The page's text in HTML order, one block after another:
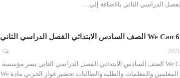
تحضير فواز الحربي مادة We Can 6 الصف السادس الابتدائي الفصل الدراسي الثاني يسر مؤسسة
التحاضير الحديثة أن تقدم لكل المعلمين والمعلمات والطلبة والطالبات تحضير فواز الحربي مادة We